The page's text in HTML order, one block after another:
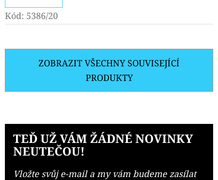
Kód: 5386/20
ZOBRAZIT VŠECHNY SOUVISEJÍCÍ
PRODUKTY
TEĎ UŽ VÁM ŽÁDNÉ NOVINKY
NEUTEČOU!
Vložte svůj e-mail a my vám budeme zasílat